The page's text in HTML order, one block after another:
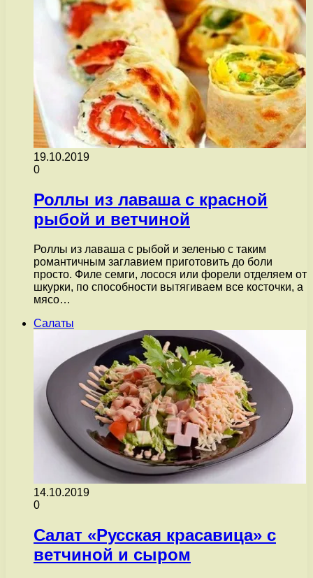
19.10.2019
0
Роллы из лаваша с красной
рыбой и ветчиной
Роллы из лаваша с рыбой и зеленью с таким
романтичным заглавием приготовить до боли
просто. Филе семги, лосося или форели отделяем от
шкурки, по способности вытягиваем все косточки, а
мясо…
Салаты
14.10.2019
0
Салат «Русская красавица» с
ветчиной и сыром